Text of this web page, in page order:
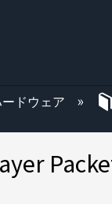
ードウェア